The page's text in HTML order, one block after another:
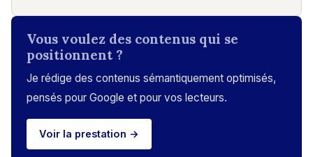
Vous voulez des contenus qui se
positionnent ?
Je rédige des contenus sémantiquement optimisés,
pensés pour Google et pour vos lecteurs.
Voir la prestation →